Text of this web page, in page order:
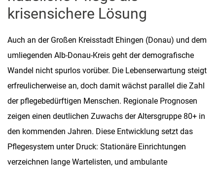
krisensichere Lösung
Auch an der Großen Kreisstadt Ehingen (Donau) und dem
umliegenden Alb-Donau-Kreis geht der demografische
Wandel nicht spurlos vorüber. Die Lebenserwartung steigt
erfreulicherweise an, doch damit wächst parallel die Zahl
der pflegebedürftigen Menschen. Regionale Prognosen
zeigen einen deutlichen Zuwachs der Altersgruppe 80+ in
den kommenden Jahren. Diese Entwicklung setzt das
Pflegesystem unter Druck: Stationäre Einrichtungen
verzeichnen lange Wartelisten, und ambulante